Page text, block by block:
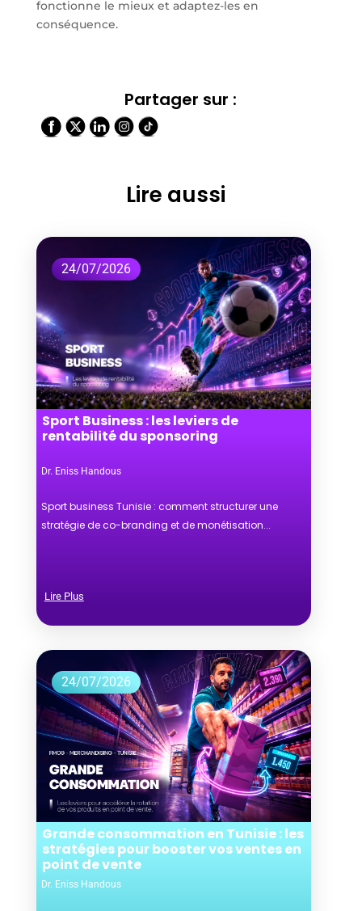
fonctionne le mieux et adaptez-les en
conséquence.
Partager sur :
Lire aussi
Sport Business : les leviers de
rentabilité du sponsoring
Dr. Eniss Handous
24/07/2026
Sport business Tunisie : comment structurer une
stratégie de co-branding et de monétisation...
Lire Plus
Grande consommation en Tunisie : les
stratégies pour booster vos ventes en
point de vente
Dr. Eniss Handous
24/07/2026